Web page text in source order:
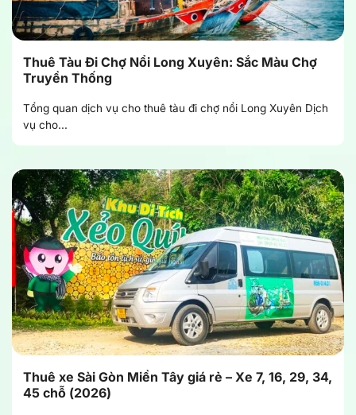
Thuê Tàu Đi Chợ Nổi Long Xuyên: Sắc Màu Chợ
Truyền Thống
Tổng quan dịch vụ cho thuê tàu đi chợ nổi Long Xuyên Dịch
vụ cho...
Thuê xe Sài Gòn Miền Tây giá rẻ – Xe 7, 16, 29, 34,
45 chỗ (2026)